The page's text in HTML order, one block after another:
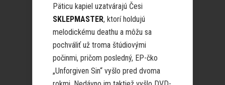
Päticu kapiel uzatvárajú Česi
SKLEPMASTER, ktorí holdujú
melodickému deathu a môžu sa
pochváliť už troma štúdiovými
počinmi, pričom posledný, EP-čko
„Unforgiven Sin“ vyšlo pred dvoma